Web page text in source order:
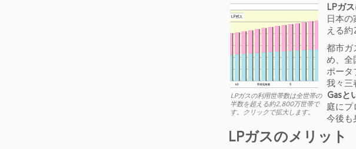
LPガスの利用世帯数は全世帯の
半数を超える約2,800万世帯で
す。クリックで拡大します。
LPガ
日本
える約
都市ガ
め、全
ポータ
我々三
Gasと
庭にプ
今後も
LPガスのメリット